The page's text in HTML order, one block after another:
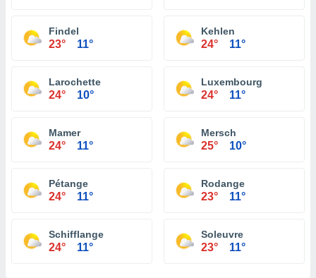
Findel
23° 11°
Kehlen
24° 11°
Larochette
24° 10°
Luxembourg
24° 11°
Mamer
24° 11°
Mersch
25° 10°
Pétange
24° 11°
Rodange
23° 11°
Schifflange
24° 11°
Soleuvre
23° 11°